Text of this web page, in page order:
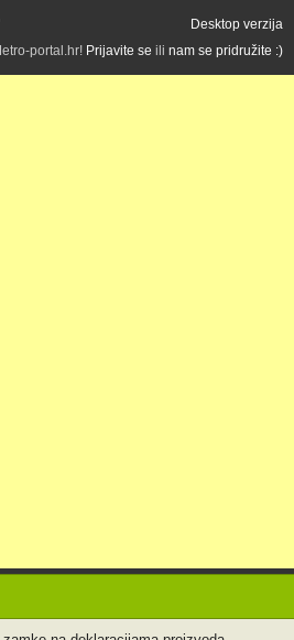
Desktop verzija
portal.hr! Prijavite se ili nam se pridružite :)